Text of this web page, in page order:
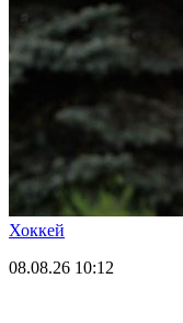
Хоккей
08.08.26 10:12